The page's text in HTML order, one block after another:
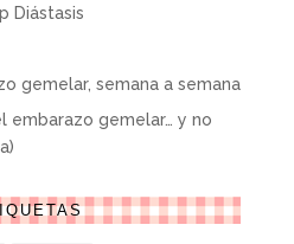
Diástasis
gemelar, semana a semana
embarazo gemelar… y no